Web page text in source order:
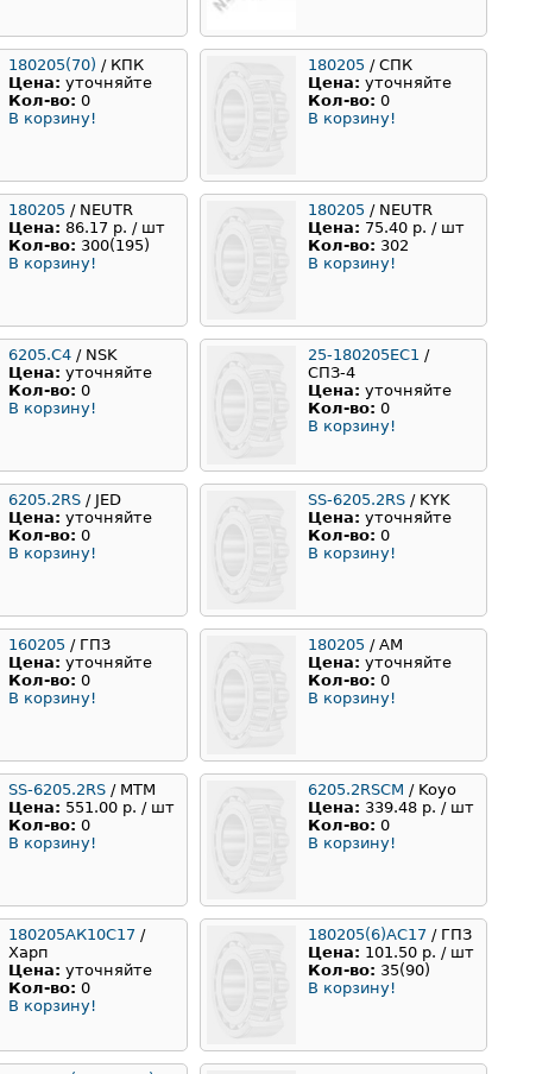
180205(70) / КПК
Цена: уточняйте
Кол-во: 0
В корзину!
180205 / СПК
Цена: уточняйте
Кол-во: 0
В корзину!
180205 / NEUTR
Цена: 86.17 р. / шт
Кол-во: 300(195)
В корзину!
180205 / NEUTR
Цена: 75.40 р. / шт
Кол-во: 302
В корзину!
6205.C4 / NSK
Цена: уточняйте
Кол-во: 0
В корзину!
25-180205ЕС1 /
СПЗ-4
Цена: уточняйте
Кол-во: 0
В корзину!
6205.2RS / JED
Цена: уточняйте
Кол-во: 0
В корзину!
SS-6205.2RS / KYK
Цена: уточняйте
Кол-во: 0
В корзину!
160205 / ГПЗ
Цена: уточняйте
Кол-во: 0
В корзину!
180205 / АМ
Цена: уточняйте
Кол-во: 0
В корзину!
SS-6205.2RS / MTM
Цена: 551.00 р. / шт
Кол-во: 0
В корзину!
6205.2RSCM / Koyo
Цена: 339.48 р. / шт
Кол-во: 0
В корзину!
180205АК10С17 /
Харп
Цена: уточняйте
Кол-во: 0
В корзину!
180205(6)АС17 / ГПЗ
Цена: 101.50 р. / шт
Кол-во: 35(90)
В корзину!